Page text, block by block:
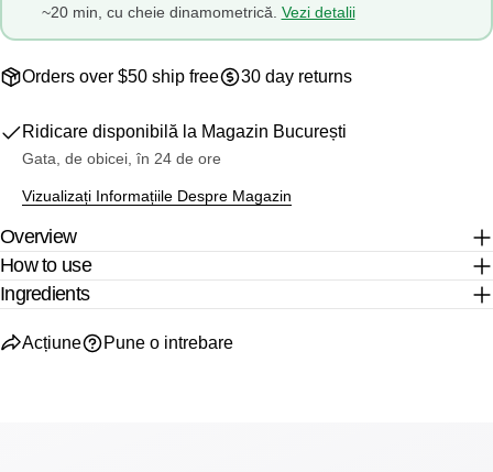
~20 min, cu cheie dinamometrică. Vezi detalii
Orders over $50 ship free 30 day returns
Ridicare disponibilă la Magazin București
Gata, de obicei, în 24 de ore
Vizualizați Informațiile Despre Magazin
Overview
How to use
Ingredients
Acțiune Pune o intrebare